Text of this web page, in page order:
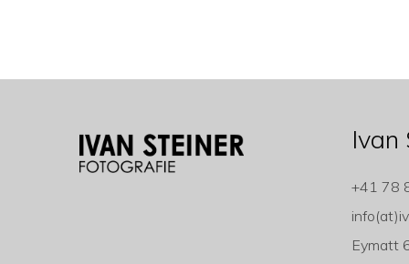
Ivan
+41 78
Eymatt